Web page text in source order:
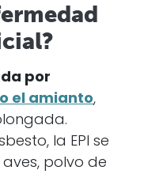
por
el amianto,
la EPI se
polvo de